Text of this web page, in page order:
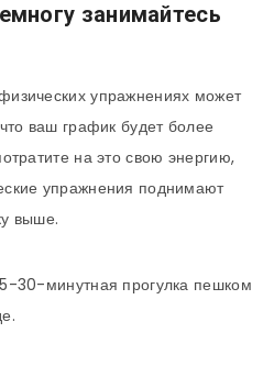
занимайтесь
упражнениях может
ваш график будет более
на это свою энергию,
упражнения поднимают
выше.
30-минутная прогулка пешком